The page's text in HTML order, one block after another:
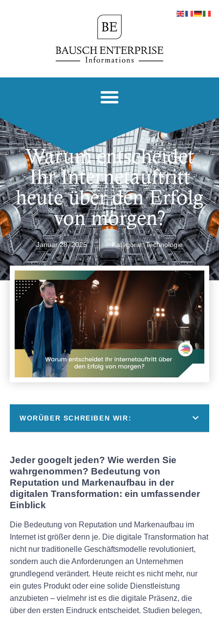
Warum entscheidet
Ihr Internetauftritt
heute über den Erfolg
von morgen?
Januar 28, 2025 Kategorie: Technologie
WORÜBER SCHREIBEN WIR:
Jeder googelt jeden? Wie werden Sie
wahrgenommen? Bedeutung von
Reputation und Markenaufbau in der
digitalen Transformation: ein umfassender
Einblick
Die Bedeutung von Reputation und Markenaufbau im
Internet ist größer denn je. Die digitale Transformation hat
nicht nur traditionelle Geschäftsmodelle revolutioniert,
sondern auch die Anforderungen an Unternehmen
grundlegend verändert. Heute reicht es nicht mehr, nur
ein gutes Produkt oder eine solide Dienstleistung
anzubieten – vielmehr ist es die digitale Präsenz, die
über den ersten Eindruck entscheidet. Studien belegen,